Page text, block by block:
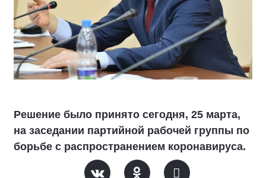
Решение было принято сегодня, 25 марта,
на заседании партийной рабочей группы по
борьбе с распространением коронавируса.